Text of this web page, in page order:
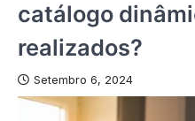
catálogo
realizados?
Setembro 6, 2024